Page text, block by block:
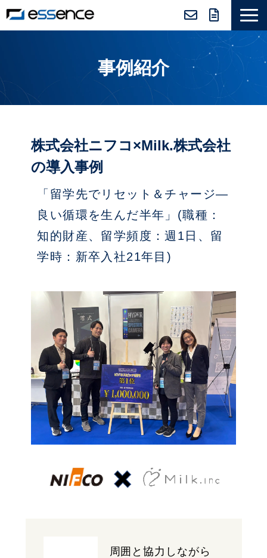
ニュース＆トピックス
会社紹介
セミナー＆コラム
事例紹介
株式会社ニフコ×Milk.株式会社
の導入事例
「留学先でリセット＆チャージ―
良い循環を生んだ半年」(職種：
知的財産、留学頻度：週1日、留
学時：新卒入社21年目)
周囲と協力しながら